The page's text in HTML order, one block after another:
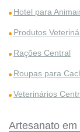
Hotel para
Produtos
Rações Central
Roupas para
Veterinários
Artesanato em